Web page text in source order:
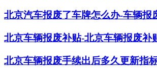
北京汽车报废了车牌怎么办-车辆报
北京车辆报废补贴-北京车辆报废补
北京车辆报废手续出后多久更新指